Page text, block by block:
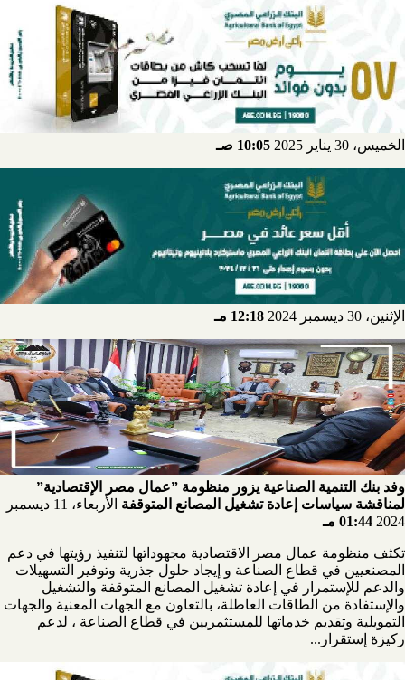
الخميس، 30 يناير 2025 10:05 صـ
الإثنين، 30 ديسمبر 2024 12:18 مـ
وفد بنك التنمية الصناعية يزور منظومة ”عمال مصر الإقتصادية”
لمناقشة سياسات إعادة تشغيل المصانع المتوقفة
الأربعاء، 11 ديسمبر
2024 01:44 مـ
تكثف منظومة عمال مصر الاقتصادية مجهوداتها لتنفيذ رؤيتها في دعم
المصنعيين في قطاع الصناعة و إيجاد حلول جذرية وتوفير التسهيلات
والدعم للإستمرار في إعادة تشغيل المصانع المتوقفة والتشغيل
والإستفادة من الطاقات العاطلة، بالتعاون مع الجهات المعنية والجهات
التمويلية وتقديم خدماتها للمستثمريين في قطاع الصناعة ، لدعم
ركيزة إستقرار...